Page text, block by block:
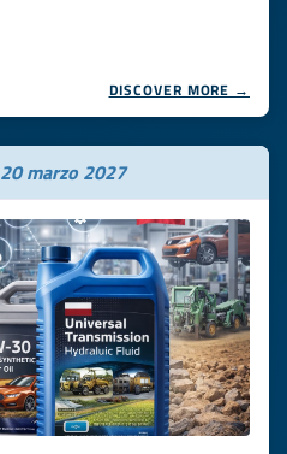
DISCOVER MORE →
20 marzo 2027